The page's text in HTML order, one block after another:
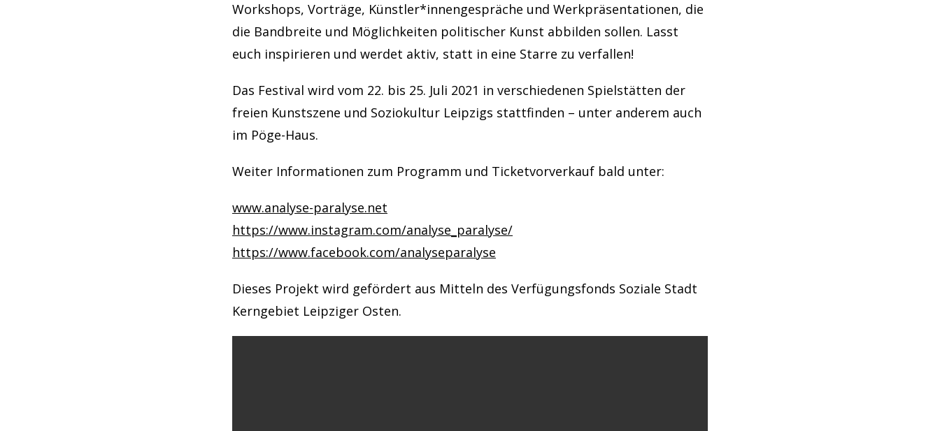
Workshops, Vorträge, Künstler*innengespräche und Werkpräsentationen, die
die Bandbreite und Möglichkeiten politischer Kunst abbilden sollen. Lasst
euch inspirieren und werdet aktiv, statt in eine Starre zu verfallen!
Das Festival wird vom 22. bis 25. Juli 2021 in verschiedenen Spielstätten der
freien Kunstszene und Soziokultur Leipzigs stattfinden – unter anderem auch
im Pöge-Haus.
Weiter Informationen zum Programm und Ticketvorverkauf bald unter:
www.analyse-paralyse.net
https://www.instagram.com/analyse_paralyse/
https://www.facebook.com/analyseparalyse
Dieses Projekt wird gefördert aus Mitteln des Verfügungsfonds Soziale Stadt
Kerngebiet Leipziger Osten.